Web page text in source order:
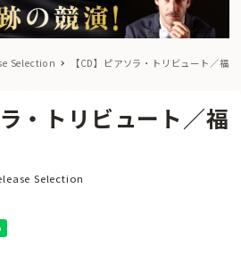
Selection
【CD】ピアソラ・トリビュート／福
・トリビュート／福
Selection